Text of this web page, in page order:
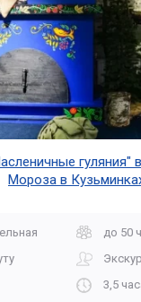
гуляния"
Мороза в
до 50
3,5